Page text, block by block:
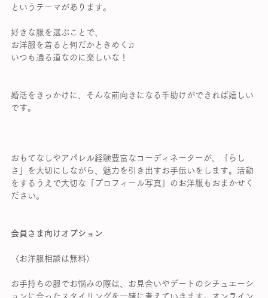
というテーマがあります。
好きな服を選ぶことで、
お洋服を着ると何だかときめく♫
いつも通る道なのに楽しいな！
婚活をきっかけに、そんな前向きになる手助けができれば嬉しい
です。
おもてなしやアパレル経験豊富なコーディネーターが、「らし
さ」を大切にしながら、魅力を引き出すお手伝いをします。活動
をするうえで大切な「プロフィール写真」のお洋服もおまかせく
ださい。
会員さま向けオプション
〈お洋服相談は無料〉
お手持ちの服でお悩みの際は、お見合いやデートのシチュエーシ
ョンに合ったスタイリングを一緒に考えていきます。オンライン